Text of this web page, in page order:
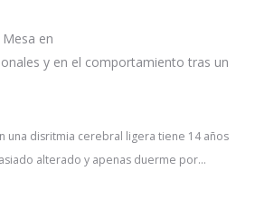
en
y en el comportamiento tras un
una disritmia cerebral ligera tiene 14 años
alterado y apenas duerme por…